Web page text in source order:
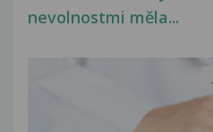
nevolnostmi měla...